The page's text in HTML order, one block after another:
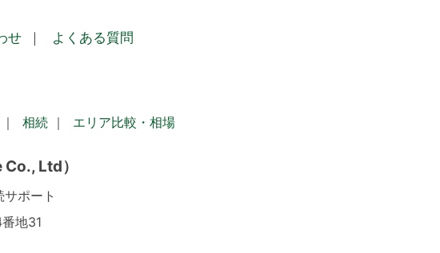
せ ｜ よくある質問
｜ 相続 ｜ エリア比較・相場
Ltd）
ポート
地31